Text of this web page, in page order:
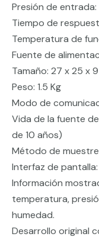
Presión de entrada:
Tiempo de
Temperatura de
Fuente de
Tamaño: 27 x 25 x
Peso: 1.5 Kg
Modo de
Vida de la fuente
de 10 años)
Método de
Interfaz de
Información
temperatura,
humedad.
Desarrollo original